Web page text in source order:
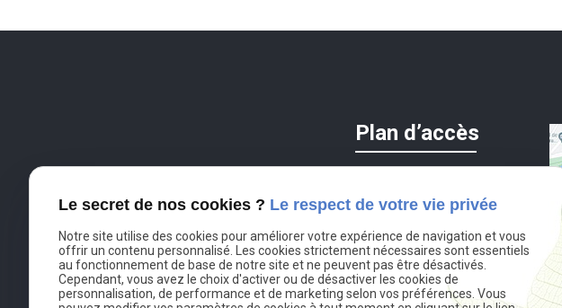
Plan d’accès
Dumas Structure
11 rue Portalis
75008 PARIS
Le secret de nos cookies ? Le respect de votre vie privée
Notre site utilise des cookies pour améliorer votre expérience de navigation et vous
offrir un contenu personnalisé. Les cookies strictement nécessaires sont essentiels
au fonctionnement de base de notre site et ne peuvent pas être désactivés.
Cependant, vous avez le choix d'activer ou de désactiver les cookies de
personnalisation, de performance et de marketing selon vos préférences. Vous